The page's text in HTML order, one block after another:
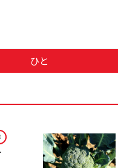
ひと